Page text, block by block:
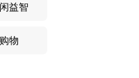
益智
购物